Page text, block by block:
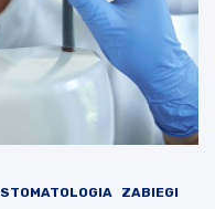
STOMATOLOGIA
ZABIEGI